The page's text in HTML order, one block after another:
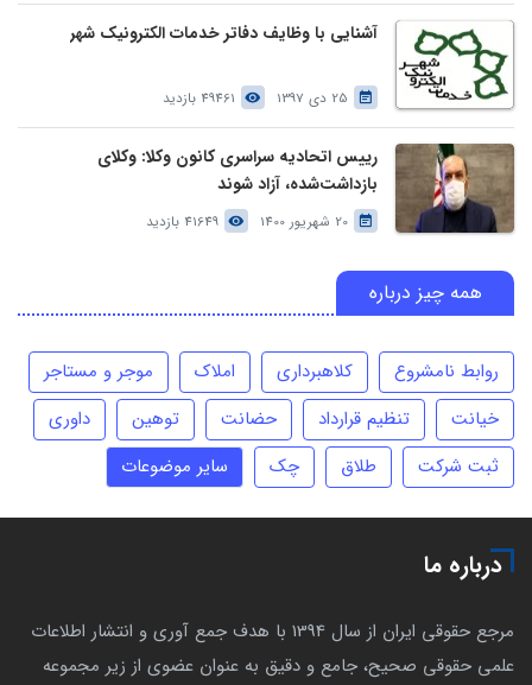
آشنایی با وظایف دفاتر خدمات الکترونیک شهر
25 دی 1397 49461 بازدید
رییس اتحادیه سراسری کانون وکلا: وکلای
بازداشت‌شده، آزاد شوند
20 شهریور 1400 41649 بازدید
همه چیز درباره
روابط نامشروع کلاهبرداری املاک
موجر و مستاجر
خیانت
تنظیم قرارداد حضانت توهین
داوری
ثبت شرکت
طلاق چک سایر موضوعات
درباره ما
مرجع حقوقی ایران از سال 1394 با هدف جمع آوری و انتشار اطلاعات
علمی حقوقی صحیح، جامع و دقیق به عنوان عضوی از زیر مجموعه